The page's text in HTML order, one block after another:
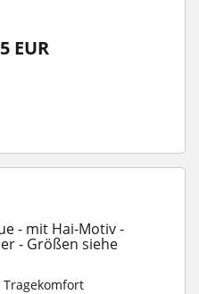
EUR
- mit Hai-Motiv -
- Größen siehe